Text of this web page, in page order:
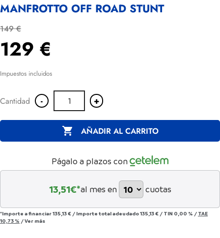
MANFROTTO OFF ROAD STUNT
149 €
129 €
Impuestos incluidos
Cantidad - +
 AÑADIR AL CARRITO
Págalo a plazos con
13,51€*al mes en cuotas
*Importe a financiar135,13 € / Importe total adeudado135,13 € / TIN 0,00 % / TAE
10,73 % /Ver más